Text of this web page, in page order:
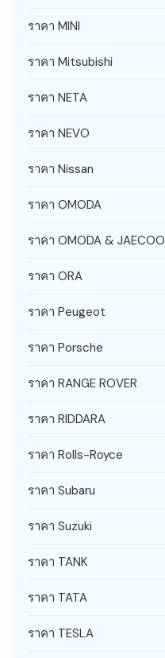
ราคา MINI
ราคา Mitsubishi
ราคา NETA
ราคา NEVO
ราคา Nissan
ราคา OMODA
ราคา OMODA & JAECOO
ราคา ORA
ราคา Peugeot
ราคา Porsche
ราคา RANGE ROVER
ราคา RIDDARA
ราคา Rolls-Royce
ราคา Subaru
ราคา Suzuki
ราคา TANK
ราคา TATA
ราคา TESLA